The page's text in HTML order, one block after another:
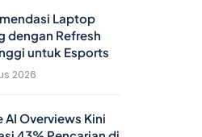
Laptop
dengan Refresh
untuk Esports
2026
AI Overviews Kini